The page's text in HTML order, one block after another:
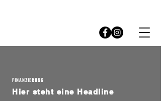
FINANZIERUNG
Hier steht eine Headline